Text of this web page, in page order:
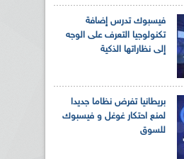
فيسبوك تدرس إضافة
تكنولوجيا التعرف على الوجه
إلى نظاراتها الذكية
بريطانيا تفرض نظاما جديدا
لمنع احتكار غوغل و فيسبوك
للسوق